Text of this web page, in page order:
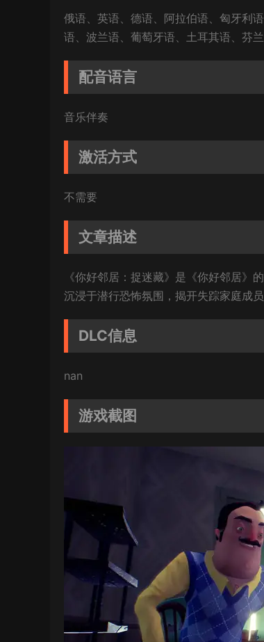
俄语、英语、德语、阿拉伯语、匈牙利
语、波兰语、葡萄牙语、土耳其语、芬
配音语言
音乐伴奏
激活方式
不需要
文章描述
《你好邻居：捉迷藏》是《你好邻居》
沉浸于潜行恐怖氛围，揭开失踪家庭成
DLC信息
nan
游戏截图